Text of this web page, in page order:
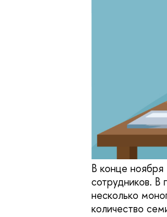
В конце ноября
сотрудников. В
несколько
количество